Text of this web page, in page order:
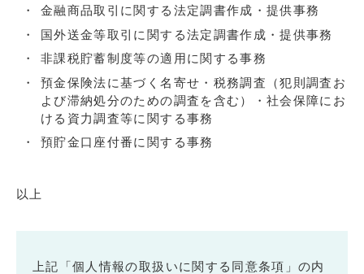
金融商品取引に関する法定調書作成・提供事務
国外送金等取引に関する法定調書作成・提供事務
非課税貯蓄制度等の適用に関する事務
預金保険法に基づく名寄せ・税務調査（犯則調査お
よび滞納処分のための調査を含む）・社会保障にお
ける資力調査等に関する事務
預貯金口座付番に関する事務
以上
上記「個人情報の取扱いに関する同意条項」の内